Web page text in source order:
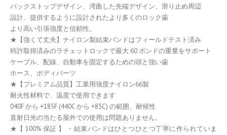
バックストップデザイン、湾曲した先端デザイン、滑り止め周辺
設計、提供するように設計されたより多くのロック歯
より高い引張強度と信頼性。
★【強くて丈夫】ナイロン製結束バンドはフィールドテスト済み
特許取得済みのラチェットロックで最大 60 ポンドの重量をサポート
ケーブル、配線、自動車を固定するための頭と強い歯
ホース、ボディパーツ
★【プレミアム品質】工業用強度ナイロン66製
耐火性材料で、温度で使用できます
040F から +185F (440C から +85C) の範囲、耐候性
直射日光の当たる屋外での使用は問題ありません。
★【 100% 保証 】 ・結束バンドはひとつひとつ丁寧に作られていま